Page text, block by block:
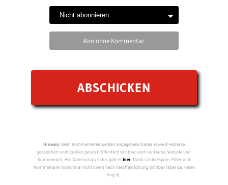
Abo ohne Kommentar
Hinweis:Beim Kommentieren werden angegebene Daten sowie IP-Adresse
gespeichert und Cookies gesetzt (öffentlich sichtbar sind nur Name, Website und
Kommentar). Alle Datenschutz-Infos gibt eshier. Dank Cache/Spam-Filter sind
Kommentare manchmal nicht direkt nach Veröffentlichung sichtbar (aber da, keine
Angst).